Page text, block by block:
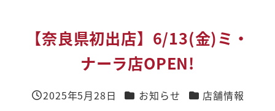
【奈良県初出店】6/13(金)ミ・
ナーラ店OPEN!
投稿日
2025年5月28日 カテゴリー
お知らせ カテゴリー
店舗情報